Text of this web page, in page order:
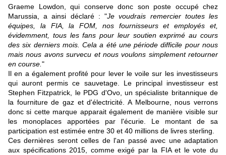
Graeme Lowdon, qui conserve donc son poste occupé chez
Marussia, a ainsi déclaré : "Je voudrais remercier toutes les
équipes, la FIA, la FOM, nos fournisseurs et employés et,
évidemment, tous les fans pour leur soutien exprimé au cours
des six derniers mois. Cela a été une période difficile pour nous
mais nous avons survecu et nous voulons simplement retourner
en course. "
Il en a également profité pour lever le voile sur les investisseurs
qui auront permis ce sauvetage. Le principal investisseur est
Stephen Fitzpatrick, le PDG d'Ovo, un spécialiste britannique de
la fourniture de gaz et d'électricité. A Melbourne, nous verrons
donc si cette marque apparait également de manière visible sur
les monoplaces apportées par l'écurie. Le montant de sa
participation est estimée entre 30 et 40 millions de livres sterling.
Ces dernières seront celles de l'an passé avec une adaptation
aux spécifications 2015, comme exigé par la FIA et le vote du